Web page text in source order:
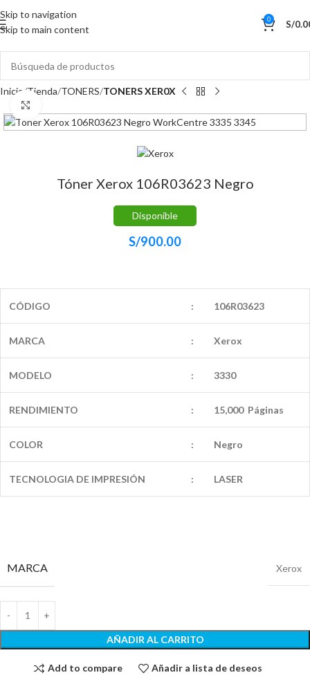
Skip to navigation
Skip to main content
0 S/
Inicio Tienda TONERS TONERS XER0X
Tóner Xerox 106R03623 Negro
Disponible
S/900.00
CÓDIGO : 106R03623
MARCA : Xerox
MODELO : 3330
RENDIMIENTO : 15,000 Páginas
COLOR : Negro
TECNOLOGIA DE IMPRESIÓN : LASER
MARCA Xerox
AÑADIR AL CARRITO
Add to compare Añadir a lista de deseos